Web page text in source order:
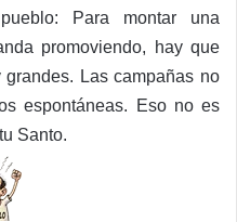
Para montar una
promoviendo, hay que
Las campañas no
espontáneas. Eso no es
Santo.